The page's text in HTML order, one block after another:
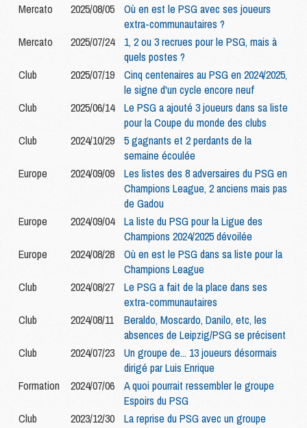
Mercato
2025/08/05
Où en est le PSG avec ses joueurs
extra-communautaires ?
Mercato
2025/07/24
1, 2 ou 3 recrues pour le PSG, mais à
quels postes ?
Club
2025/07/19
Cinq centenaires au PSG en 2024/2025,
le signe d'un cycle encore neuf
Club
2025/06/14
Le PSG a ajouté 3 joueurs dans sa liste
pour la Coupe du monde des clubs
Club
2024/10/29
5 gagnants et 2 perdants de la
semaine écoulée
Europe
2024/09/09
Les listes des 8 adversaires du PSG en
Champions League, 2 anciens mais pas
de Gadou
Europe
2024/09/04
La liste du PSG pour la Ligue des
Champions 2024/2025 dévoilée
Europe
2024/08/28
Où en est le PSG dans sa liste pour la
Champions League
Club
2024/08/27
Le PSG a fait de la place dans ses
extra-communautaires
Club
2024/08/11
Beraldo, Moscardo, Danilo, etc, les
absences de Leipzig/PSG se précisent
Club
2024/07/23
Un groupe de... 13 joueurs désormais
dirigé par Luis Enrique
Formation
2024/07/06
A quoi pourrait ressembler le groupe
Espoirs du PSG
Club
2023/12/30
La reprise du PSG avec un groupe